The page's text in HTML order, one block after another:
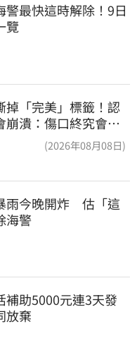
警最快這時解除！9日
覽
掉「完美」標籤！認
崩潰：傷口終究會癒
(2026年08月08日)
雨今晚開炸　估「這
海警
補助5000元連3天發
放棄